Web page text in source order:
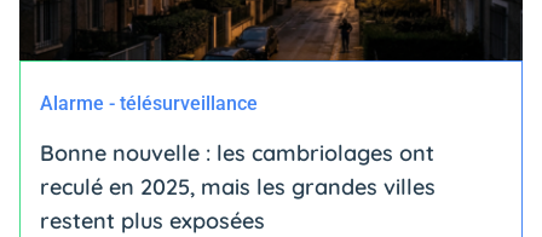
Alarme - télésurveillance
Bonne nouvelle : les cambriolages ont
reculé en 2025, mais les grandes villes
restent plus exposées